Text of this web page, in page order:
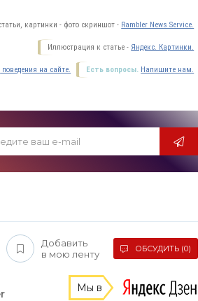
картинки - фото скриншот - Rambler News Service.
Иллюстрация к статье - Яндекс. Картинки.
Есть вопросы. Напишите нам.
поведения на сайте.
Добавить
в мою ленту
ОБСУДИТЬ (0)
Мы в